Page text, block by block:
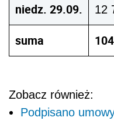
niedz. 29.09. 12
suma
Zobacz również:
Podpisano